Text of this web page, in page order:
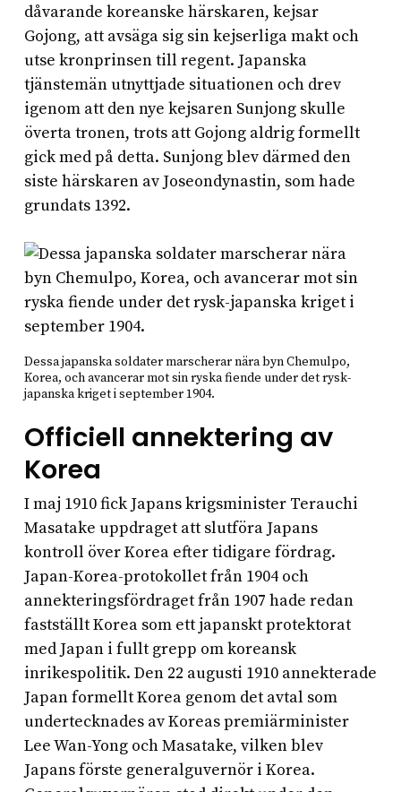
dåvarande koreanske härskaren, kejsar
Gojong, att avsäga sig sin kejserliga makt och
utse kronprinsen till regent. Japanska
tjänstemän utnyttjade situationen och drev
igenom att den nye kejsaren Sunjong skulle
överta tronen, trots att Gojong aldrig formellt
gick med på detta. Sunjong blev därmed den
siste härskaren av Joseondynastin, som hade
grundats 1392.
Dessa japanska soldater marscherar nära byn Chemulpo,
Korea, och avancerar mot sin ryska fiende under det rysk-
japanska kriget i september 1904.
Officiell annektering av
Korea
I maj 1910 fick Japans krigsminister Terauchi
Masatake uppdraget att slutföra Japans
kontroll över Korea efter tidigare fördrag.
Japan-Korea-protokollet från 1904 och
annekteringsfördraget från 1907 hade redan
fastställt Korea som ett japanskt protektorat
med Japan i fullt grepp om koreansk
inrikespolitik. Den 22 augusti 1910 annekterade
Japan formellt Korea genom det avtal som
undertecknades av Koreas premiärminister
Lee Wan-Yong och Masatake, vilken blev
Japans förste generalguvernör i Korea.